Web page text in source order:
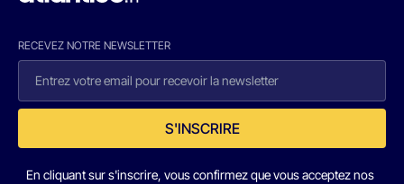
RECEVEZ NOTRE NEWSLETTER
S'INSCRIRE
En cliquant sur s'inscrire, vous confirmez que vous acceptez nos